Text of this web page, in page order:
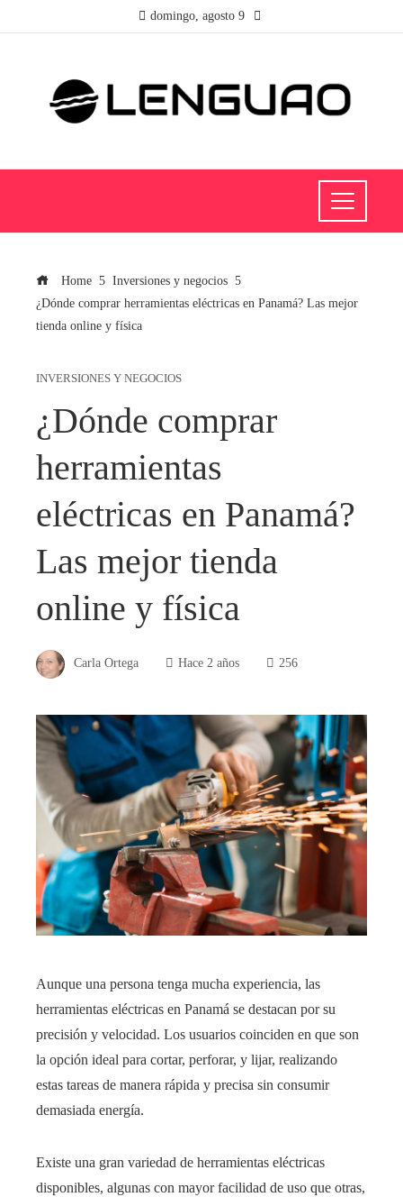
domingo, agosto 9
Home
Inversiones y negocios
¿Dónde comprar herramientas eléctricas en Panamá? Las mejor
tienda online y física
INVERSIONES Y NEGOCIOS
¿Dónde comprar
herramientas
eléctricas en Panamá?
Las mejor tienda
online y física
Carla Ortega Hace 2 años 256
Aunque una persona tenga mucha experiencia, las
herramientas eléctricas en Panamá se destacan por su
precisión y velocidad. Los usuarios coinciden en que son
la opción ideal para cortar, perforar, y lijar, realizando
estas tareas de manera rápida y precisa sin consumir
demasiada energía.
Existe una gran variedad de herramientas eléctricas
disponibles, algunas con mayor facilidad de uso que otras,